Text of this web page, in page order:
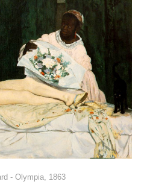
- Olympia, 1863